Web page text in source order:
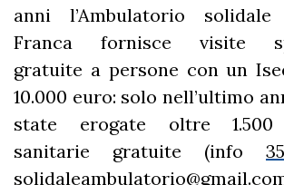
anni l’Ambulatorio
Franca fornisce visite
gratuite a persone con un
10.000 euro: solo nell’ultimo
state erogate oltre 1.500
sanitarie gratuite (info